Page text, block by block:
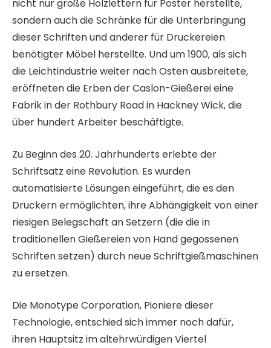
nicht nur große Holzlettern für Poster herstellte,
sondern auch die Schränke für die Unterbringung
dieser Schriften und anderer für Druckereien
benötigter Möbel herstellte. Und um 1900, als sich
die Leichtindustrie weiter nach Osten ausbreitete,
eröffneten die Erben der Caslon-Gießerei eine
Fabrik in der Rothbury Road in Hackney Wick, die
über hundert Arbeiter beschäftigte.
Zu Beginn des 20. Jahrhunderts erlebte der
Schriftsatz eine Revolution. Es wurden
automatisierte Lösungen eingeführt, die es den
Druckern ermöglichten, ihre Abhängigkeit von einer
riesigen Belegschaft an Setzern (die die in
traditionellen Gießereien von Hand gegossenen
Schriften setzen) durch neue Schriftgießmaschinen
zu ersetzen.
Die Monotype Corporation, Pioniere dieser
Technologie, entschied sich immer noch dafür,
ihren Hauptsitz im altehrwürdigen Viertel